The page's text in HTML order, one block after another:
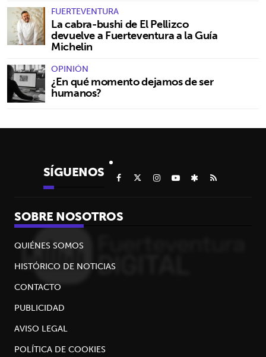
FUERTEVENTURA
La cabra-bushi de El Pellizco
devuelve a Fuerteventura a la Guía
Michelin
OPINIÓN
¿En qué momento dejamos de ser
humanos?
SÍGUENOS
SOBRE NOSOTROS
QUIÉNES SOMOS
HISTÓRICO DE NOTICIAS
CONTACTO
PUBLICIDAD
AVISO LEGAL
POLÍTICA DE COOKIES